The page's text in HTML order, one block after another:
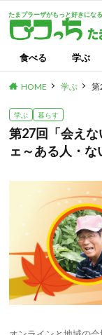
たまプラーザがもっと好きにな
食べる 学ぶ
HOME 学ぶ 第
学ぶ 暮らす
第27回「会え
ェ～ある人・な